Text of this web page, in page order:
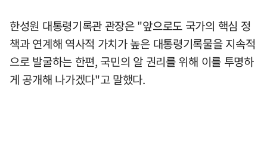
한성원 대통령기록관 관장은 "앞으로도 국가의 핵심 정
책과 연계해 역사적 가치가 높은 대통령기록물을 지속적
으로 발굴하는 한편, 국민의 알 권리를 위해 이를 투명하
게 공개해 나가겠다"고 말했다.